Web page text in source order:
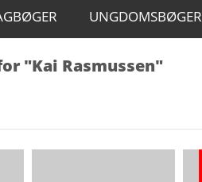
UNGDOMSBØGER
"Kai Rasmussen"